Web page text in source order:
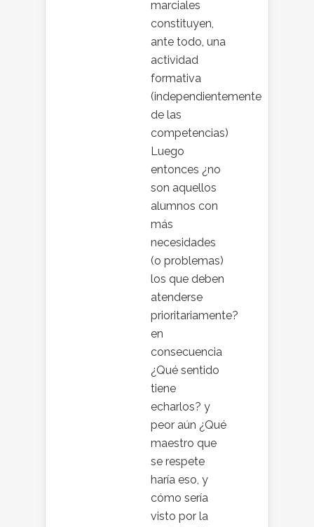
marciales
constituyen,
ante todo, una
actividad
formativa
(independientemente
de las
competencias)
Luego
entonces ¿no
son aquellos
alumnos con
más
necesidades
(o problemas)
los que deben
atenderse
prioritariamente?
en
consecuencia
¿Qué sentido
tiene
echarlos? y
peor aún ¿Qué
maestro que
se respete
haría eso, y
cómo sería
visto por la